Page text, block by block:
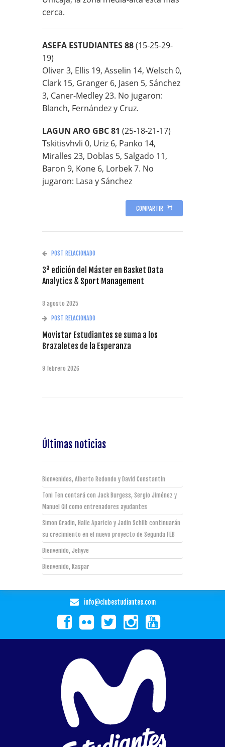
cerca.
ASEFA ESTUDIANTES 88(15-25-29-
19)
Oliver 3, Ellis 19, Asselin 14, Welsch 0,
Clark 15, Granger 6, Jasen 5, Sánchez
3, Caner-Medley 23. No jugaron:
Blanch, Fernández y Cruz.
LAGUN ARO GBC 81 (25-18-21-17)
Tskitisvhvli 0, Uriz 6, Panko 14,
Miralles 23, Doblas 5, Salgado 11,
Baron 9, Kone 6, Lorbek 7. No
jugaron: Lasa y Sánchez
COMPARTIR
POST RELACIONADO
3ª edición del Máster en Basket Data
Analytics & Sport Management
8 agosto 2025
POST RELACIONADO
Movistar Estudiantes se suma a los
Brazaletes de la Esperanza
9 febrero 2026
Últimas noticias
Bienvenidos, Alberto Redondo y David Constantin
Toni Ten contará con Jack Burgess, Sergio Jiménez y
Manuel Gil como entrenadores ayudantes
Simon Gradin, Haile Aparicio y Jadin Schilb continuarán
su crecimiento en el nuevo proyecto de Segunda FEB
Bienvenido, Jehyve
Bienvenido, Kaspar
info@clubestudiantes.com